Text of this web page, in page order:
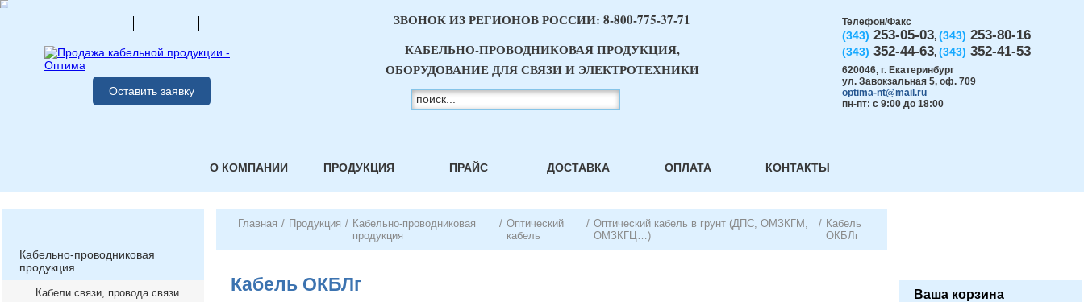
Оставить заявку
Телефон/Факс
(343) 253-05-03, (343) 253-80-16
(343) 352-44-63, (343) 352-41-53
620046, г. Екатеринбург
ул. Завокзальная 5, оф. 709
optima-nt@mail.ru
пн-пт: с 9:00 до 18:00
ЗВОНОК ИЗ РЕГИОНОВ РОССИИ: 8-800-775-37-71
КАБЕЛЬНО-ПРОВОДНИКОВАЯ ПРОДУКЦИЯ,
ОБОРУДОВАНИЕ ДЛЯ СВЯЗИ И ЭЛЕКТРОТЕХНИКИ
О КОМПАНИИ ПРОДУКЦИЯ ПРАЙС ДОСТАВКА ОПЛАТА КОНТАКТЫ
Кабельно-проводниковая
продукция
Кабели связи, провода связи
Главная / Продукция / Кабельно-проводниковая
продукция
/ Оптический
кабель
/ Оптический кабель в грунт (ДПС, ОМЗКГМ,
ОМЗКГЦ…)
/ Кабель
ОКБЛг
Кабель ОКБЛг Ваша корзина